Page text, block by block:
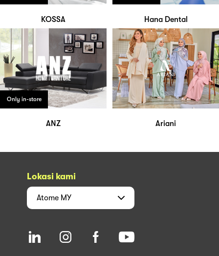
KOSSA Hana Dental
Only in-store
ANZ Ariani
Lokasi kami
Atome MY